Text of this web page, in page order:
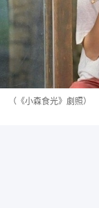
（《小森食光》劇照）